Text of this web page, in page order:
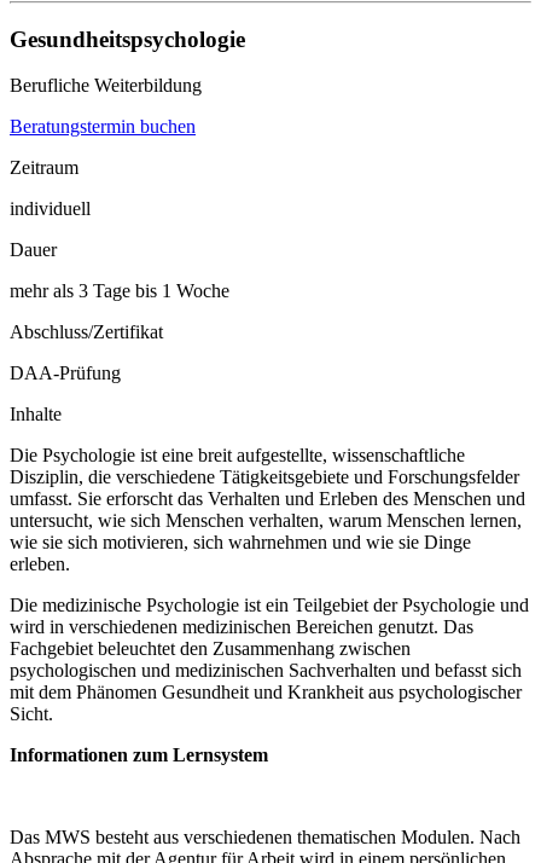
Gesundheitspsychologie
Berufliche Weiterbildung
Beratungstermin buchen
Zeitraum
individuell
Dauer
mehr als 3 Tage bis 1 Woche
Abschluss/Zertifikat
DAA-Prüfung
Inhalte
Die Psychologie ist eine breit aufgestellte, wissenschaftliche
Disziplin, die verschiedene Tätigkeitsgebiete und Forschungsfelder
umfasst. Sie erforscht das Verhalten und Erleben des Menschen und
untersucht, wie sich Menschen verhalten, warum Menschen lernen,
wie sie sich motivieren, sich wahrnehmen und wie sie Dinge
erleben.
Die medizinische Psychologie ist ein Teilgebiet der Psychologie und
wird in verschiedenen medizinischen Bereichen genutzt. Das
Fachgebiet beleuchtet den Zusammenhang zwischen
psychologischen und medizinischen Sachverhalten und befasst sich
mit dem Phänomen Gesundheit und Krankheit aus psychologischer
Sicht.
Informationen zum Lernsystem
Das MWS besteht aus verschiedenen thematischen Modulen. Nach